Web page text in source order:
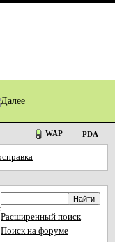
WAP PDA
Расширенный поиск
Поиск на форуме